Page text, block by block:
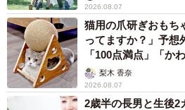
2026.08.07
猫用の爪研ぎおも
ってますか？」予
「100点満点」「か
梨木 香奈
2026.08.07
2歳半の長男と生後